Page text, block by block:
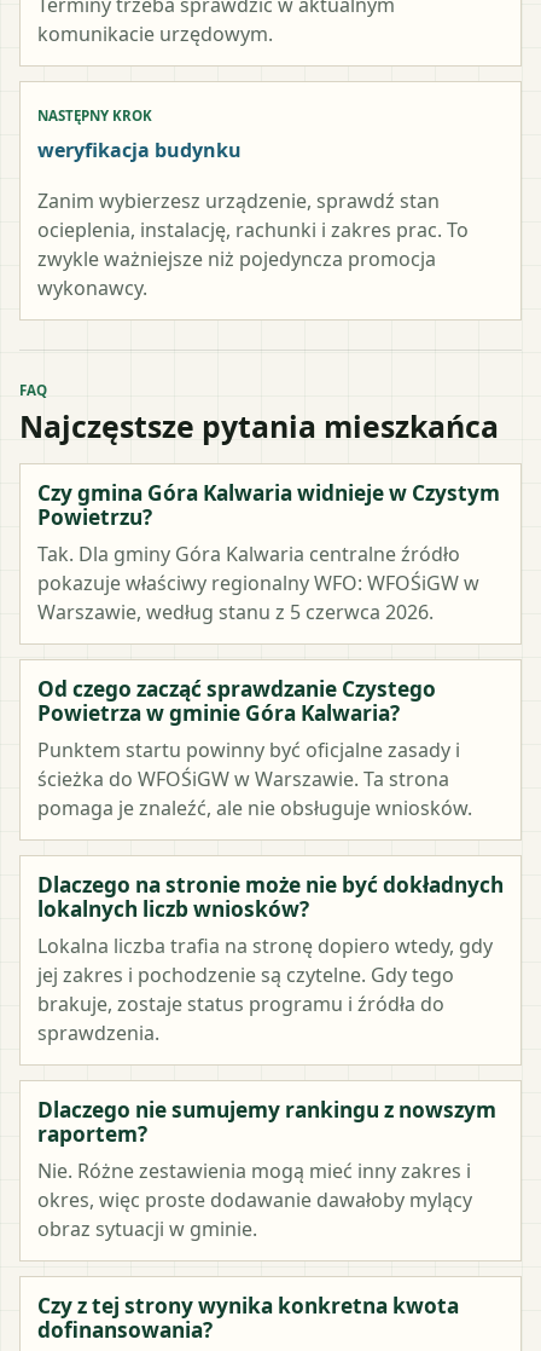
komunikacie urzędowym.
NASTĘPNY KROK
weryfikacja budynku
Zanim wybierzesz urządzenie, sprawdź stan
ocieplenia, instalację, rachunki i zakres prac. To
zwykle ważniejsze niż pojedyncza promocja
wykonawcy.
FAQ
Najczęstsze pytania mieszkańca
Czy gmina Góra Kalwaria widnieje w Czystym
Powietrzu?
Tak. Dla gminy Góra Kalwaria centralne źródło
pokazuje właściwy regionalny WFO: WFOŚiGW w
Warszawie, według stanu z 5 czerwca 2026.
Od czego zacząć sprawdzanie Czystego
Powietrza w gminie Góra Kalwaria?
Punktem startu powinny być oficjalne zasady i
ścieżka do WFOŚiGW w Warszawie. Ta strona
pomaga je znaleźć, ale nie obsługuje wniosków.
Dlaczego na stronie może nie być dokładnych
lokalnych liczb wniosków?
Lokalna liczba trafia na stronę dopiero wtedy, gdy
jej zakres i pochodzenie są czytelne. Gdy tego
brakuje, zostaje status programu i źródła do
sprawdzenia.
Dlaczego nie sumujemy rankingu z nowszym
raportem?
Nie. Różne zestawienia mogą mieć inny zakres i
okres, więc proste dodawanie dawałoby mylący
obraz sytuacji w gminie.
Czy z tej strony wynika konkretna kwota
dofinansowania?